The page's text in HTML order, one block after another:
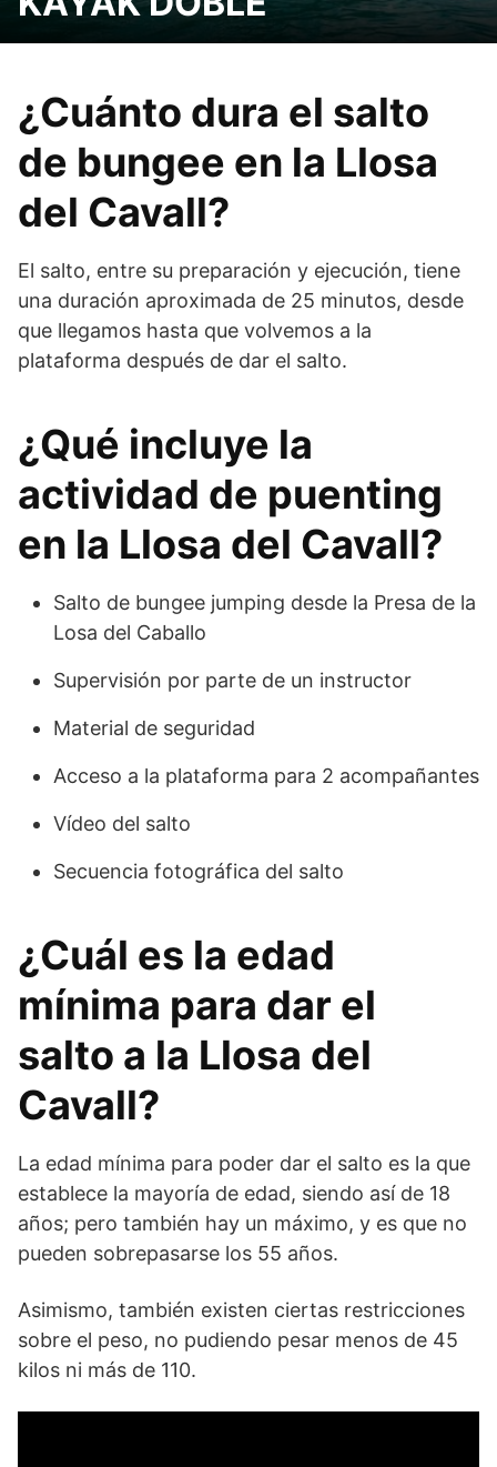
¿Cuánto dura el salto
de bungee en la Llosa
del Cavall?
El salto, entre su preparación y ejecución, tiene
una duración aproximada de 25 minutos, desde
que llegamos hasta que volvemos a la
plataforma después de dar el salto.
¿Qué incluye la
actividad de puenting
en la Llosa del Cavall?
Salto de bungee jumping desde la Presa de la
Losa del Caballo
Supervisión por parte de un instructor
Material de seguridad
Acceso a la plataforma para 2 acompañantes
Vídeo del salto
Secuencia fotográfica del salto
¿Cuál es la edad
mínima para dar el
salto a la Llosa del
Cavall?
La edad mínima para poder dar el salto es la que
establece la mayoría de edad, siendo así de 18
años; pero también hay un máximo, y es que no
pueden sobrepasarse los 55 años.
Asimismo, también existen ciertas restricciones
sobre el peso, no pudiendo pesar menos de 45
kilos ni más de 110.